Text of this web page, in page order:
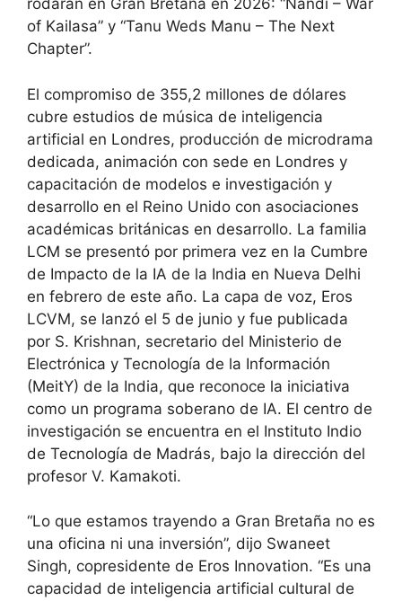
rodarán en Gran Bretaña en 2026: “Nandi – War
of Kailasa” y “Tanu Weds Manu – The Next
Chapter”.
El compromiso de 355,2 millones de dólares
cubre estudios de música de inteligencia
artificial en Londres, producción de microdrama
dedicada, animación con sede en Londres y
capacitación de modelos e investigación y
desarrollo en el Reino Unido con asociaciones
académicas británicas en desarrollo. La familia
LCM se presentó por primera vez en la Cumbre
de Impacto de la IA de la India en Nueva Delhi
en febrero de este año. La capa de voz, Eros
LCVM, se lanzó el 5 de junio y fue publicada
por S. Krishnan, secretario del Ministerio de
Electrónica y Tecnología de la Información
(MeitY) de la India, que reconoce la iniciativa
como un programa soberano de IA. El centro de
investigación se encuentra en el Instituto Indio
de Tecnología de Madrás, bajo la dirección del
profesor V. Kamakoti.
“Lo que estamos trayendo a Gran Bretaña no es
una oficina ni una inversión”, dijo Swaneet
Singh, copresidente de Eros Innovation. “Es una
capacidad de inteligencia artificial cultural de